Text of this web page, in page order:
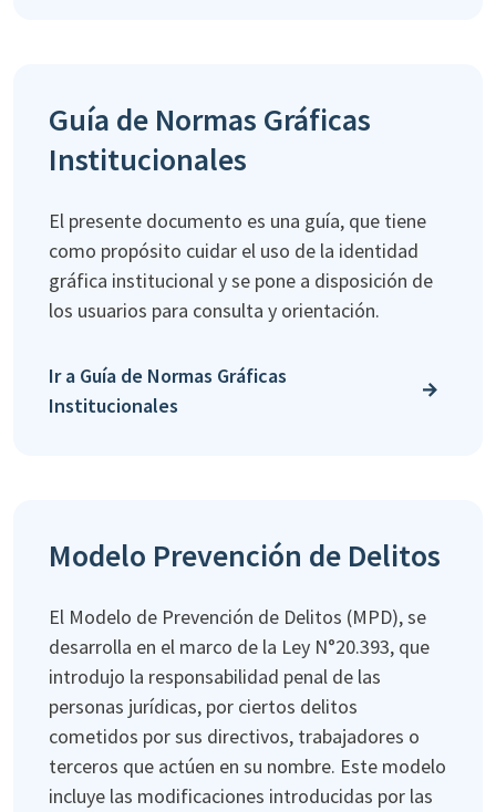
Guía de Normas Gráficas
Institucionales
El presente documento es una guía, que tiene
como propósito cuidar el uso de la identidad
gráfica institucional y se pone a disposición de
los usuarios para consulta y orientación.
Ir a Guía de Normas Gráficas
Institucionales
Modelo Prevención de Delitos
El Modelo de Prevención de Delitos (MPD), se
desarrolla en el marco de la Ley N°20.393, que
introdujo la responsabilidad penal de las
personas jurídicas, por ciertos delitos
cometidos por sus directivos, trabajadores o
terceros que actúen en su nombre. Este modelo
incluye las modificaciones introducidas por las